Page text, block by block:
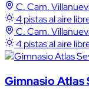
C. Cam.
4 pistas al aire
C. Cam.
4 pistas al aire
Gimnasio